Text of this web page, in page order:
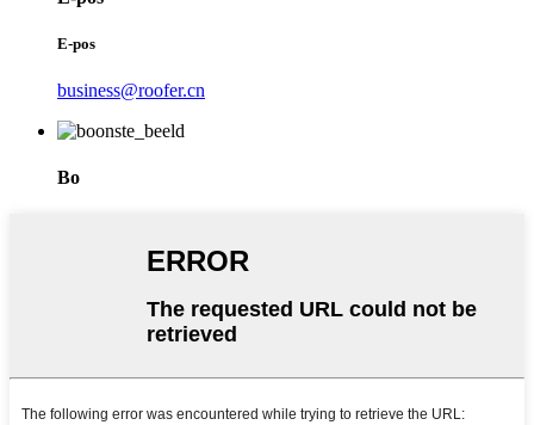
E-pos
business@roofer.cn
Bo